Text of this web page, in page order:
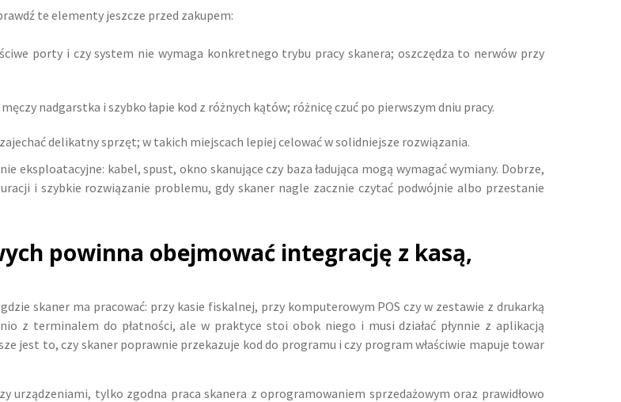
te elementy jeszcze przed zakupem:
porty i czy system nie wymaga konkretnego trybu pracy skanera; oszczędza to nerwów przy
nadgarstka i szybko łapie kod z różnych kątów; różnicę czuć po pierwszym dniu pracy.
delikatny sprzęt; w takich miejscach lepiej celować w solidniejsze rozwiązania.
eksploatacyjne: kabel, spust, okno skanujące czy baza ładująca mogą wymagać wymiany. Dobrze,
i szybkie rozwiązanie problemu, gdy skaner nagle zacznie czytać podwójnie albo przestanie
powinna obejmować integrację z kasą,
skaner ma pracować: przy kasie fiskalnej, przy komputerowym POS czy w zestawie z drukarką
z terminalem do płatności, ale w praktyce stoi obok niego i musi działać płynnie z aplikacją
jest to, czy skaner poprawnie przekazuje kod do programu i czy program właściwie mapuje towar
tylko zgodna praca skanera z oprogramowaniem sprzedażowym oraz prawidłowo